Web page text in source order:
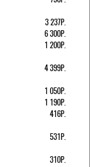
3 237Р.
6 300Р.
1 200Р.
4 399Р.
1 050Р.
1 190Р.
416Р.
531Р.
310Р.